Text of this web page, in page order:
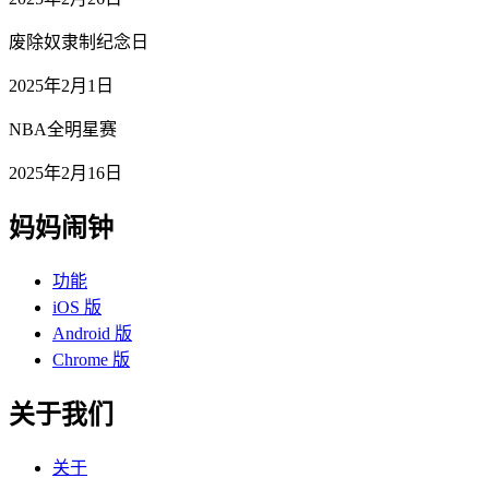
废除奴隶制纪念日
2025年2月1日
NBA全明星赛
2025年2月16日
妈妈闹钟
功能
iOS 版
Android 版
Chrome 版
关于我们
关于